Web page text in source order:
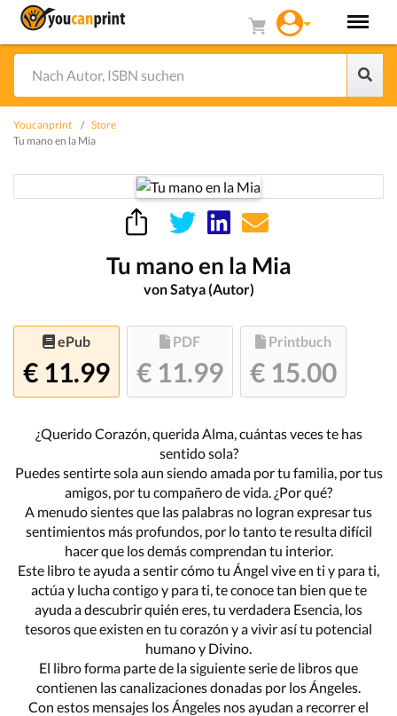
Youcanprint
Store
Tu mano en la Mia
Tu mano en la Mia
von Satya (Autor)
ePub
€ 11.99
PDF
€ 11.99
Printbuch
€ 15.00
¿Querido Corazón, querida Alma, cuántas veces te has
sentido sola?
Puedes sentirte sola aun siendo amada por tu familia, por tus
amigos, por tu compañero de vida. ¿Por qué?
A menudo sientes que las palabras no logran expresar tus
sentimientos más profundos, por lo tanto te resulta difícil
hacer que los demás comprendan tu interior.
Este libro te ayuda a sentir cómo tu Ángel vive en ti y para ti,
actúa y lucha contigo y para ti, te conoce tan bien que te
ayuda a descubrir quién eres, tu verdadera Esencia, los
tesoros que existen en tu corazón y a vivir así tu potencial
humano y Divino.
El libro forma parte de la siguiente serie de libros que
contienen las canalizaciones donadas por los Ángeles.
Con estos mensajes los Ángeles nos ayudan a recorrer el